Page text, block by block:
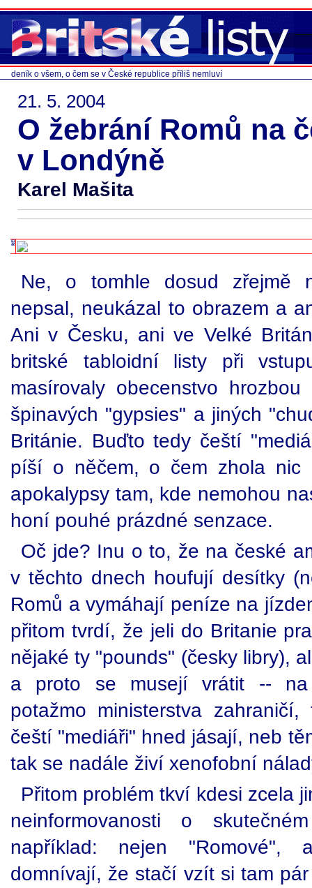
deník o všem, o čem se v České republice příliš nemluví
21. 5. 2004
O žebrání Romů na
v Londýně
Karel Mašita
Ne, o tomhle dosud zřejmě
nepsal, neukázal to obrazem a
Ani v Česku, ani ve Velké
britské tabloidní listy při
masírovaly obecenstvo
špinavých "gypsies" a jiných
Británie. Buďto tedy čeští
píší o něčem, o čem zhola nic
apokalypsy tam, kde nemohou
honí pouhé prázdné senzace.
Oč jde? Inu o to, že na české
v těchto dnech houfují desítky
Romů a vymáhají peníze na
přitom tvrdí, že jeli do Britanie
nějaké ty "pounds" (česky libry),
a proto se musejí vrátit -- na
potažmo ministerstva
čeští "mediáři" hned jásají, neb
tak se nadále živí xenofobní
Přitom problém tkví kdesi zcela
neinformovanosti o
například: nejen "Romové",
domnívají, že stačí vzít si tam